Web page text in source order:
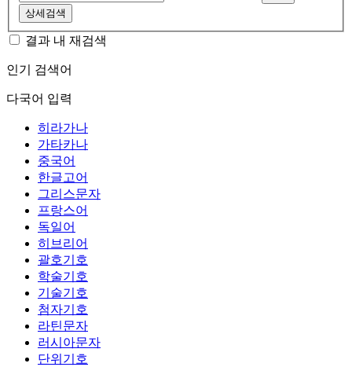
상세검색
결과 내 재검색
인기 검색어
다국어 입력
히라가나
가타카나
중국어
한글고어
그리스문자
프랑스어
독일어
히브리어
괄호기호
학술기호
기술기호
첨자기호
라틴문자
러시아문자
단위기호